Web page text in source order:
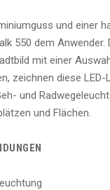
und einer
550 dem Anwender.
mit einer
zeichnen diese LED-
und
und Flächen.